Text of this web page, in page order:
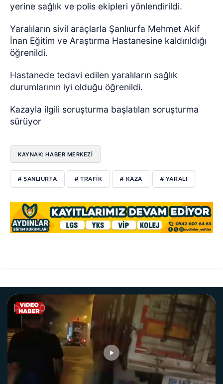
yerine sağlık ve polis ekipleri yönlendirildi.
Yaralıların sivil araçlarla Şanlıurfa Mehmet Akif
İnan Eğitim ve Araştırma Hastanesine kaldırıldığı
öğrenildi.
Hastanede tedavi edilen yaralıların sağlık
durumlarının iyi olduğu öğrenildi.
Kazayla ilgili soruşturma başlatılan soruşturma
sürüyor
KAYNAK: HABER MERKEZİ
# ŞANLIURFA # TRAFİK # KAZA # YARALI